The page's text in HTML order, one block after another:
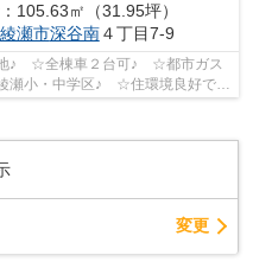
105.63㎡（31.95坪）
綾瀬市深谷南４丁目7-9
地♪ ☆全棟車２台可♪ ☆都市ガス
小・中学区♪ ☆住環境良好です
変更